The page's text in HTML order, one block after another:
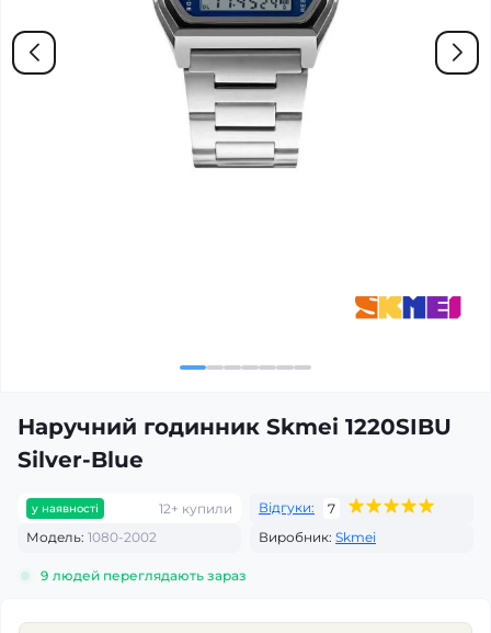
Наручний годинник Skmei 1220SIBU
Silver-Blue
у наявності 12+ купили Відгуки:
7
Модель: 1080-2002 Виробник: Skmei
9 людей переглядають зараз